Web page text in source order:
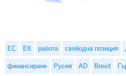
ЕС ЕК работа свободна позиция
финансиране Русия AD Brexit